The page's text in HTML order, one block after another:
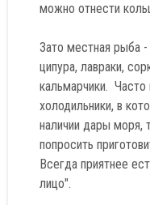
можно отнести
Зато местная рыба
ципура, лавраки,
кальмарчики. Часто
холодильники, в
наличии дары моря,
попросить
Всегда приятнее
лицо".